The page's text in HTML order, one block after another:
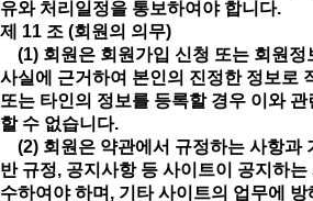
유와 처리일정을 통보하여야 합니다.
제 11 조 (회원의 의무)
(1) 회원은 회원가입 신청 또는 회원정
사실에 근거하여 본인의 진정한 정보로
또는 타인의 정보를 등록할 경우 이와
할 수 없습니다.
(2) 회원은 약관에서 규정하는 사항과
반 규정, 공지사항 등 사이트이 공지하
수하여야 하며, 기타 사이트의 업무에